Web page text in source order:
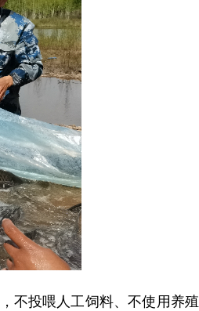
不投喂人工饲料、不使用养殖